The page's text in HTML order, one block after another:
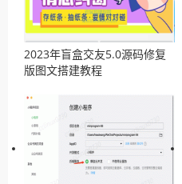
2023年盲盒交友5.0源码修复
版图文搭建教程